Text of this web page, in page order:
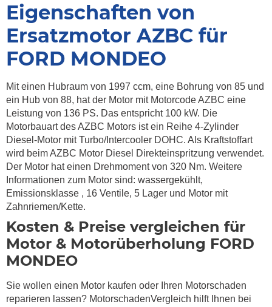
Eigenschaften von
Ersatzmotor AZBC für
FORD MONDEO
Mit einen Hubraum von 1997 ccm, eine Bohrung von 85 und
ein Hub von 88, hat der Motor mit Motorcode AZBC eine
Leistung von 136 PS. Das entspricht 100 kW. Die
Motorbauart des AZBC Motors ist ein Reihe 4-Zylinder
Diesel-Motor mit Turbo/Intercooler DOHC. Als Kraftstoffart
wird beim AZBC Motor Diesel Direkteinspritzung verwendet.
Der Motor hat einen Drehmoment von 320 Nm. Weitere
Informationen zum Motor sind: wassergekühlt,
Emissionsklasse , 16 Ventile, 5 Lager und Motor mit
Zahnriemen/Kette.
Kosten & Preise vergleichen für
Motor & Motorüberholung FORD
MONDEO
Sie wollen einen Motor kaufen oder Ihren Motorschaden
reparieren lassen? MotorschadenVergleich hilft Ihnen bei